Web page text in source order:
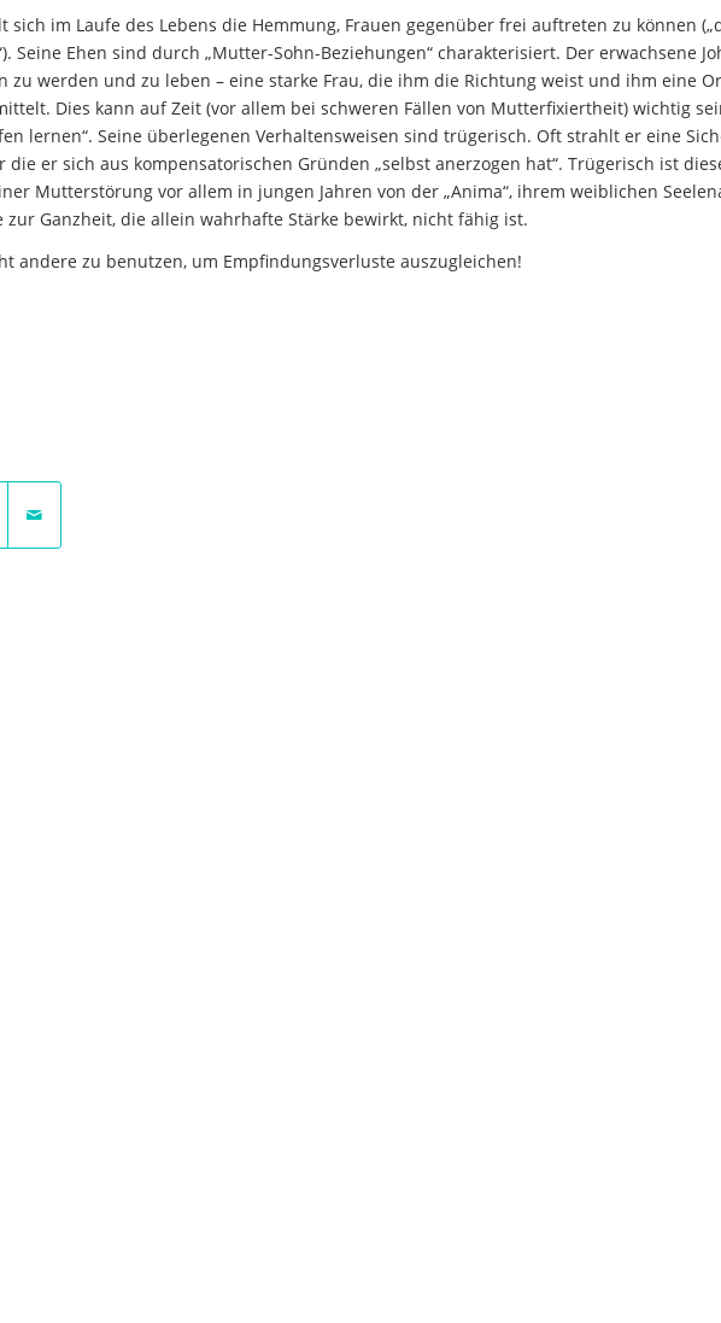
sich im Laufe des Lebens die Hemmung, Frauen gegenüber frei auftreten zu können
Seine Ehen sind durch „Mutter-Sohn-Beziehungen“ charakterisiert. Der erwachsene
zu werden und zu leben – eine starke Frau, die ihm die Richtung weist und ihm eine
Dies kann auf Zeit (vor allem bei schweren Fällen von Mutterfixiertheit) wichtig
lernen“. Seine überlegenen Verhaltensweisen sind trügerisch. Oft strahlt er eine
er sich aus kompensatorischen Gründen „selbst anerzogen hat“. Trügerisch ist
Mutterstörung vor allem in jungen Jahren von der „Anima“, ihrem weiblichen
Ganzheit, die allein wahrhafte Stärke bewirkt, nicht fähig ist.
andere zu benutzen, um Empfindungsverluste auszugleichen!